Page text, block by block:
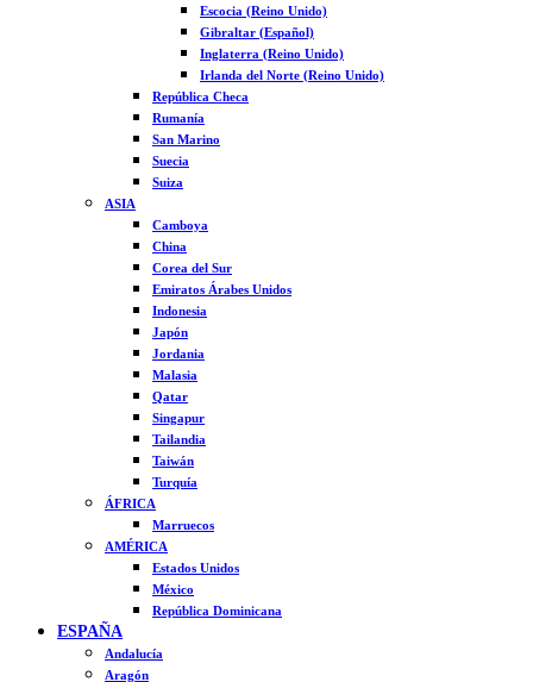
Escocia (Reino Unido)
Gibraltar (Español)
Inglaterra (Reino Unido)
Irlanda del Norte (Reino Unido)
República Checa
Rumanía
San Marino
Suecia
Suiza
ASIA
Camboya
China
Corea del Sur
Emiratos Árabes Unidos
Indonesia
Japón
Jordania
Malasia
Qatar
Singapur
Tailandia
Taiwán
Turquía
ÁFRICA
Marruecos
AMÉRICA
Estados Unidos
México
República Dominicana
ESPAÑA
Andalucía
Aragón